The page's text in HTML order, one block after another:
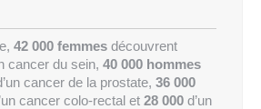
42 000 femmes découvrent
cancer du sein, 40 000 hommes
cancer de la prostate, 36 000
cancer colo-rectal et 28 000 d’un